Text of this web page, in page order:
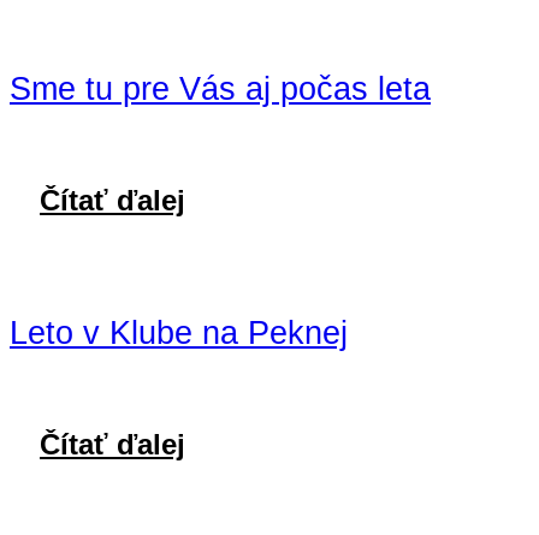
Sme tu pre Vás aj počas leta
Čítať ďalej
Leto v Klube na Peknej
Čítať ďalej